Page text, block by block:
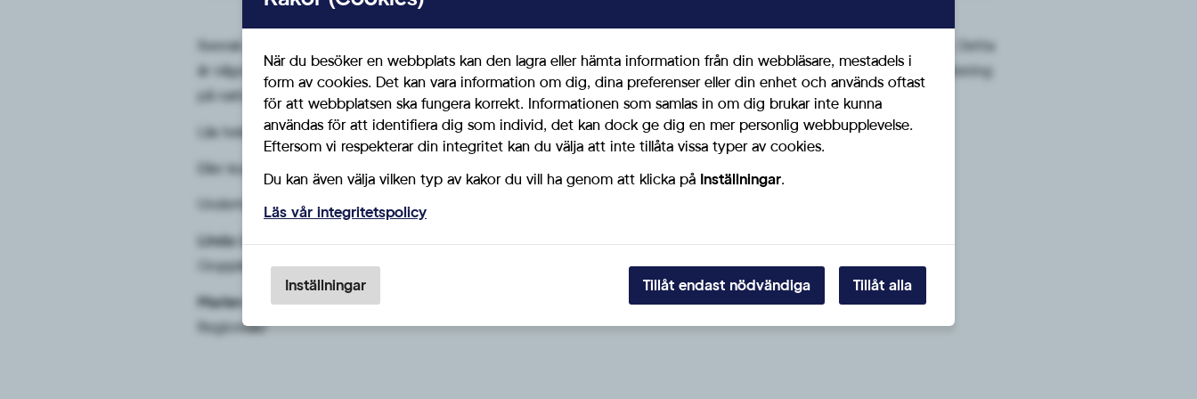
Svensk sjukvård har länge präglats av långa vårdköer vilket lämnar patienter till att vänta orimligt länge på att få hjälp. Detta
är något som vi Sverigedemokrater vill åtgärda. Följande artikel beskriver hur vi vill korta vårdköerna genom en ny satsning
på nationell vårdförmedling.
Läs hela artikeln på ämnet här.
Eller kopiera in följande i din webläsare:
Undertecknad av:
Linda Lindberg (SD)
Gruppledare
Marlen Ottesen (SD)
Regionråd
När du besöker en webbplats kan den lagra eller hämta information från din webbläsare, mestadels i
form av cookies. Det kan vara information om dig, dina preferenser eller din enhet och används oftast
för att webbplatsen ska fungera korrekt. Informationen som samlas in om dig brukar inte kunna
användas för att identifiera dig som individ, det kan dock ge dig en mer personlig webbupplevelse.
Eftersom vi respekterar din integritet kan du välja att inte tillåta vissa typer av cookies.
Du kan även välja vilken typ av kakor du vill ha genom att klicka på Inställningar.
Läs vår integritetspolicy
Inställningar Tillåt endast nödvändiga Tillåt alla